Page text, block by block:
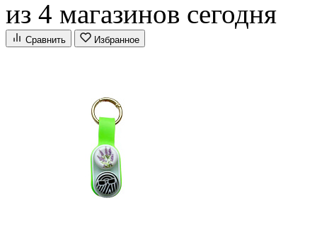
из 4 магазинов сегодня
Сравнить Избранное